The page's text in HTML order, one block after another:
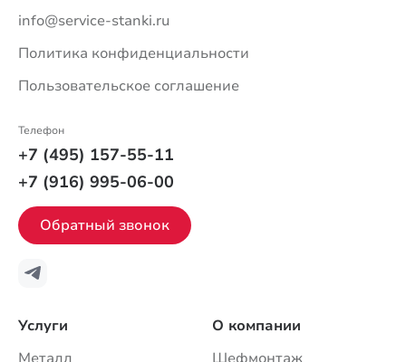
Услуги
О компании
info@service-stanki.ru
Политика конфиденциальности
Пользовательское соглашение
Телефон
+7 (495) 157-55-11
+7 (916) 995-06-00
Обратный звонок